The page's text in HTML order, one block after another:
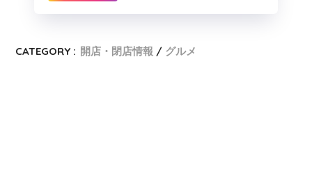
CATEGORY : 開店・閉店情報 グルメ